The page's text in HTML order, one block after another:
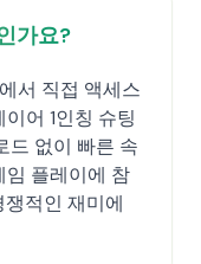
가요?
서 직접 액세스
어 1인칭 슈팅
드 없이 빠른 속
임 플레이에 참
적인 재미에